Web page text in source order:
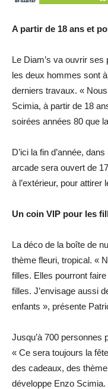
A partir de 18 ans et
Le Diam’s va ouvrir
les deux hommes sont
derniers travaux. «
Scimia, à partir de 18
soirées années 80 que
D’ici la fin d’année,
arcade sera ouvert de
à l’extérieur, pour attirer
Un coin VIP pour les
La déco de la boîte de
thème fleuri, tropical. «
filles. Elles pourront
filles. J’envisage aussi
enfants », présente
Jusqu’à 700 personnes
« Ce sera toujours la
des cadeaux, des
développe Enzo Scimia.